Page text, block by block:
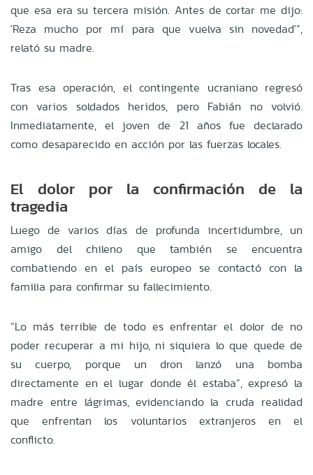
que esa era su tercera misión. Antes de cortar me dijo:
'Reza mucho por mí para que vuelva sin novedad'”,
relató su madre.
Tras esa operación, el contingente ucraniano regresó
con varios soldados heridos, pero Fabián no volvió.
Inmediatamente, el joven de 21 años fue declarado
como desaparecido en acción por las fuerzas locales.
El dolor por la confirmación de la
tragedia
Luego de varios días de profunda incertidumbre, un
amigo del chileno que también se encuentra
combatiendo en el país europeo se contactó con la
familia para confirmar su fallecimiento.
“Lo más terrible de todo es enfrentar el dolor de no
poder recuperar a mi hijo, ni siquiera lo que quede de
su cuerpo, porque un dron lanzó una bomba
directamente en el lugar donde él estaba”, expresó la
madre entre lágrimas, evidenciando la cruda realidad
que enfrentan los voluntarios extranjeros en el
conflicto.